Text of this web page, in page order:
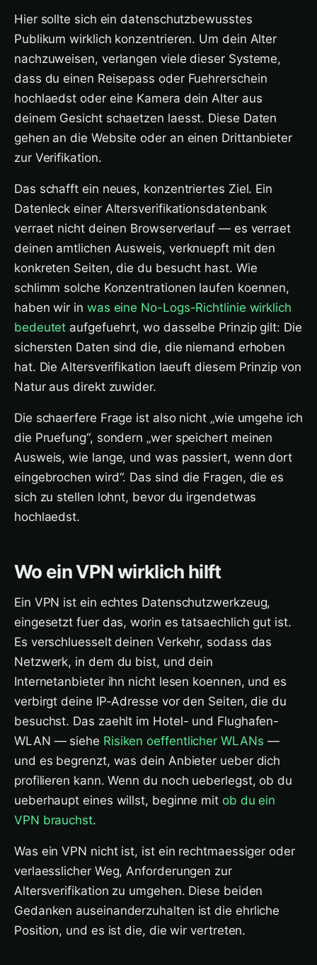
Hier sollte sich ein datenschutzbewusstes
Publikum wirklich konzentrieren. Um dein Alter
nachzuweisen, verlangen viele dieser Systeme,
dass du einen Reisepass oder Fuehrerschein
hochlaedst oder eine Kamera dein Alter aus
deinem Gesicht schaetzen laesst. Diese Daten
gehen an die Website oder an einen Drittanbieter
zur Verifikation.
Das schafft ein neues, konzentriertes Ziel. Ein
Datenleck einer Altersverifikationsdatenbank
verraet nicht deinen Browserverlauf — es verraet
deinen amtlichen Ausweis, verknuepft mit den
konkreten Seiten, die du besucht hast. Wie
schlimm solche Konzentrationen laufen koennen,
haben wir in was eine No-Logs-Richtlinie wirklich
bedeutet aufgefuehrt, wo dasselbe Prinzip gilt: Die
sichersten Daten sind die, die niemand erhoben
hat. Die Altersverifikation laeuft diesem Prinzip von
Natur aus direkt zuwider.
Die schaerfere Frage ist also nicht „wie umgehe ich
die Pruefung“, sondern „wer speichert meinen
Ausweis, wie lange, und was passiert, wenn dort
eingebrochen wird“. Das sind die Fragen, die es
sich zu stellen lohnt, bevor du irgendetwas
hochlaedst.
Wo ein VPN wirklich hilft
Ein VPN ist ein echtes Datenschutzwerkzeug,
eingesetzt fuer das, worin es tatsaechlich gut ist.
Es verschluesselt deinen Verkehr, sodass das
Netzwerk, in dem du bist, und dein
Internetanbieter ihn nicht lesen koennen, und es
verbirgt deine IP-Adresse vor den Seiten, die du
besuchst. Das zaehlt im Hotel- und Flughafen-
WLAN — siehe Risiken oeffentlicher WLANs —
und es begrenzt, was dein Anbieter ueber dich
profilieren kann. Wenn du noch ueberlegst, ob du
ueberhaupt eines willst, beginne mit ob du ein
VPN brauchst.
Was ein VPN nicht ist, ist ein rechtmaessiger oder
verlaesslicher Weg, Anforderungen zur
Altersverifikation zu umgehen. Diese beiden
Gedanken auseinanderzuhalten ist die ehrliche
Position, und es ist die, die wir vertreten.